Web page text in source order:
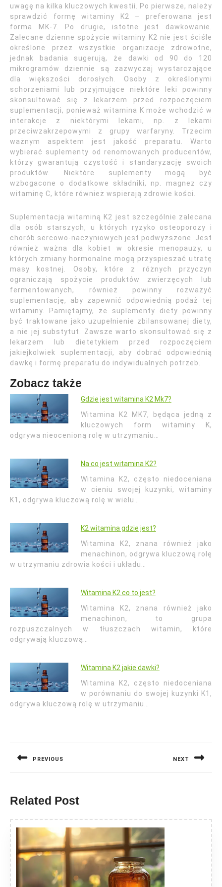
uwagę na kilka kluczowych kwestii. Po pierwsze, należy
sprawdzić formę witaminy K2 – preferowana jest
forma MK-7. Po drugie, istotne jest dawkowanie.
Zalecane dzienne spożycie witaminy K2 nie jest ściśle
określone przez wszystkie organizacje zdrowotne,
jednak badania sugerują, że dawki od 90 do 120
mikrogramów dziennie są zazwyczaj wystarczające
dla większości dorosłych. Osoby z określonymi
schorzeniami lub przyjmujące niektóre leki powinny
skonsultować się z lekarzem przed rozpoczęciem
suplementacji, ponieważ witamina K może wchodzić w
interakcje z niektórymi lekami, np. z lekami
przeciwzakrzepowymi z grupy warfaryny. Trzecim
ważnym aspektem jest jakość preparatu. Warto
wybierać suplementy od renomowanych producentów,
którzy gwarantują czystość i standaryzację swoich
produktów. Niektóre suplementy mogą być
wzbogacone o dodatkowe składniki, np. magnez czy
witaminę C, które również wspierają zdrowie kości.
Suplementacja witaminą K2 jest szczególnie zalecana
dla osób starszych, u których ryzyko osteoporozy i
chorób sercowo-naczyniowych jest podwyższone. Jest
również ważna dla kobiet w okresie menopauzy, u
których zmiany hormonalne mogą przyspieszać utratę
masy kostnej. Osoby, które z różnych przyczyn
ograniczają spożycie produktów zwierzęcych lub
fermentowanych, również powinny rozważyć
suplementację, aby zapewnić odpowiednią podaż tej
witaminy. Pamiętajmy, że suplementy diety powinny
być traktowane jako uzupełnienie zbilansowanej diety,
a nie jej substytut. Zawsze warto skonsultować się z
lekarzem lub dietetykiem przed rozpoczęciem
jakiejkolwiek suplementacji, aby dobrać odpowiednią
dawkę i formę preparatu do indywidualnych potrzeb.
Zobacz także
Gdzie jest witamina K2 Mk7?
Witamina K2 MK7, będąca jedną z
kluczowych form witaminy K,
odgrywa nieocenioną rolę w utrzymaniu…
Na co jest witamina K2?
Witamina K2, często niedoceniana
w cieniu swojej kuzynki, witaminy
K1, odgrywa kluczową rolę w wielu…
K2 witamina gdzie jest?
Witamina K2, znana również jako
menachinon, odgrywa kluczową rolę
w utrzymaniu zdrowia kości i układu…
Witamina K2 co to jest?
Witamina K2, znana również jako
menachinon, to grupa
rozpuszczalnych w tłuszczach witamin, które
odgrywają kluczową…
Witamina K2 jakie dawki?
Witamina K2, często niedoceniana
w porównaniu do swojej kuzynki K1,
odgrywa kluczową rolę w utrzymaniu…
PREVIOUS NEXT
Related Post